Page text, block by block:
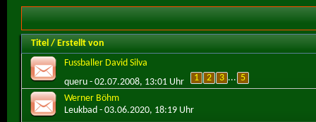
Titel / Erstellt von
Fussballer David Silva
queru - 02.07.2008, 13:01 Uhr 1 2 3 ... 5
Werner Böhm
Leukbad - 03.06.2020, 18:19 Uhr